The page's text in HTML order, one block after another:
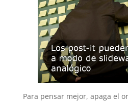
Para pensar mejor, apaga el